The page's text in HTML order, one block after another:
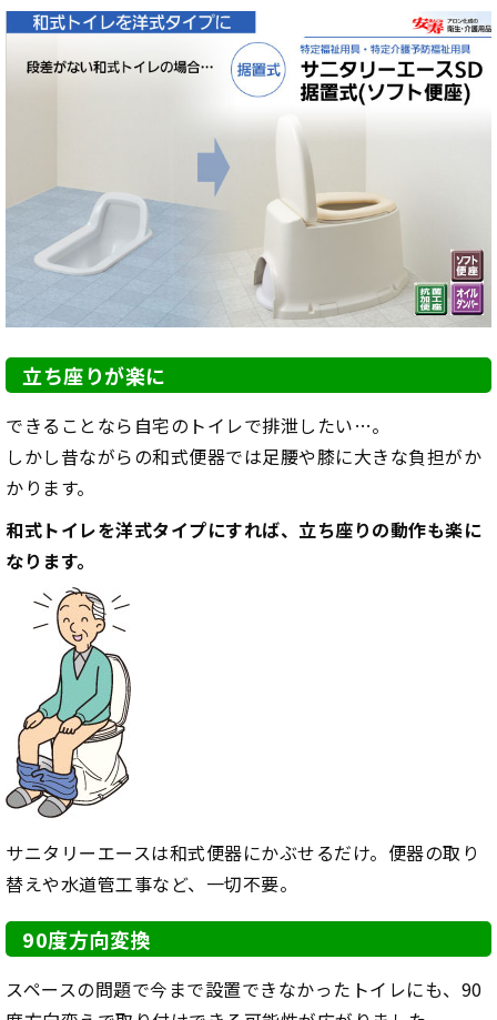
立ち座りが楽に
できることなら自宅のトイレで排泄したい…。
しかし昔ながらの和式便器では足腰や膝に大きな負担がか
かります。
和式トイレを洋式タイプにすれば、立ち座りの動作も楽に
なります。
サニタリーエースは和式便器にかぶせるだけ。便器の取り
替えや水道管工事など、一切不要。
90度方向変換
スペースの問題で今まで設置できなかったトイレにも、90